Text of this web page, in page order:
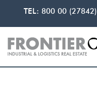
TEL: 800 00 (27842)